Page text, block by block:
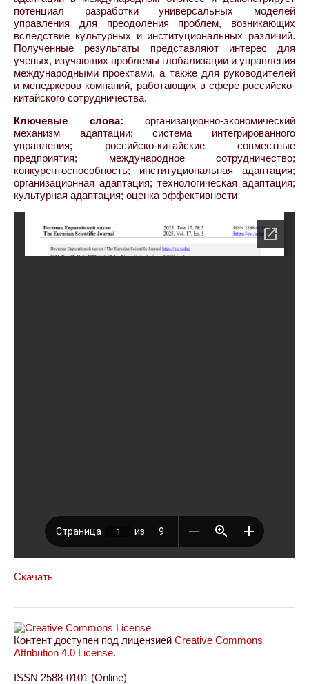
потенциал разработки универсальных моделей
управления для преодоления проблем, возникающих
вследствие культурных и институциональных различий.
Полученные результаты представляют интерес для
ученых, изучающих проблемы глобализации и управления
международными проектами, а также для руководителей
и менеджеров компаний, работающих в сфере российско-
китайского сотрудничества.
Ключевые слова: организационно-экономический
механизм адаптации; система интегрированного
управления; российско-китайские совместные
предприятия; международное сотрудничество;
конкурентоспособность; институциональная адаптация;
организационная адаптация; технологическая адаптация;
культурная адаптация; оценка эффективности
Скачать
Контент доступен под лицензией Creative Commons
Attribution 4.0 License.
ISSN 2588-0101 (Online)